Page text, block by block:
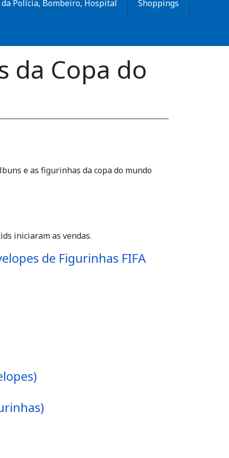
Polícia, Bombeiro, Hospital Shoppings
da Copa do
e as figurinhas da copa do mundo
iniciaram as vendas.
de Figurinhas FIFA